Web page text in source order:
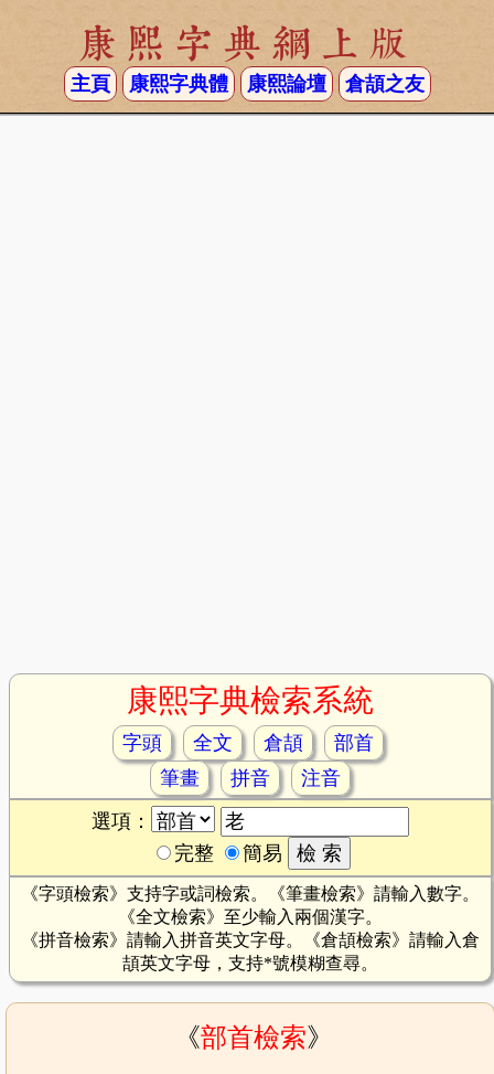
康熙字典網上版
主頁 康熙字典體 康熙論壇 倉頡之友
康熙字典檢索系統
字頭 全文 倉頡
部首
筆畫
拼音
注音
選項：
完整
簡易
《字頭檢索》支持字或詞檢索。《筆畫檢索》請輸入數字。
《全文檢索》至少輸入兩個漢字。
《拼音檢索》請輸入拼音英文字母。《倉頡檢索》請輸入倉
頡英文字母，支持*號模糊查尋。
《部首檢索》